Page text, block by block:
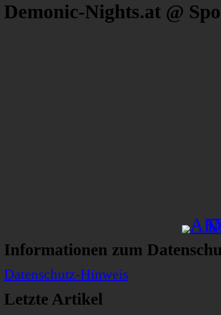
Demonic-Nights.at @
Informationen zum
Datenschutz-Hinweis
Letzte Artikel